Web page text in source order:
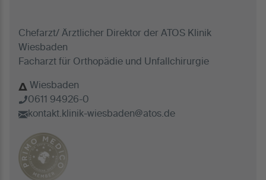
Chefarzt/ Ärztlicher Direktor der ATOS Klinik
Wiesbaden
Facharzt für Orthopädie und Unfallchirurgie
Wiesbaden
0611 94926-0
kontakt.klinik-wiesbaden@atos.de